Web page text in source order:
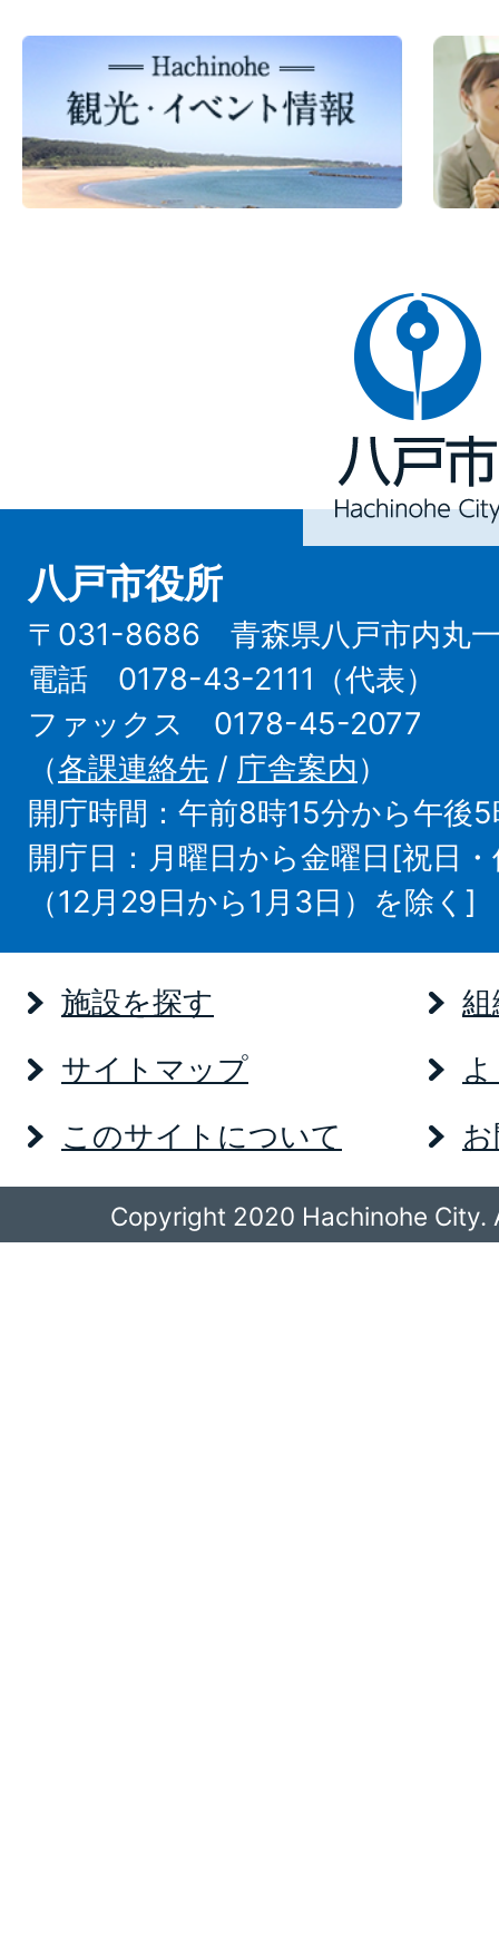
八
戸
市
Hachinohe
City
八戸市役所
〒031-8686 青森県八戸市内丸一
電話 0178-43-2111（代表）
ファックス 0178-45-2077
（各課連絡先 / 庁舎案内）
開庁時間：午前8時15分から午後5
開庁日：月曜日から金曜日[祝日
（12月29日から1月3日）を除く]
施設を探す
サイトマップ
このサイトについて
Copyright 2020 Hachinohe City.